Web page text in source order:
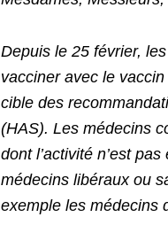
Depuis le 25 février,
vacciner avec le
cible des
(HAS). Les médecins
dont l’activité n’est
médecins libéraux ou
exemple les médecins